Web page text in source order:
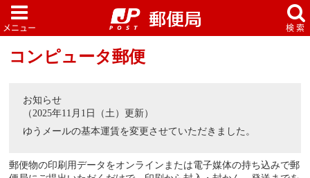
コンピュータ郵便
お知らせ
（2025年11月1日（土）更新）
ゆうメールの基本運賃を変更させていただきました。
郵便物の印刷用データをオンラインまたは電子媒体の持ち込みで郵